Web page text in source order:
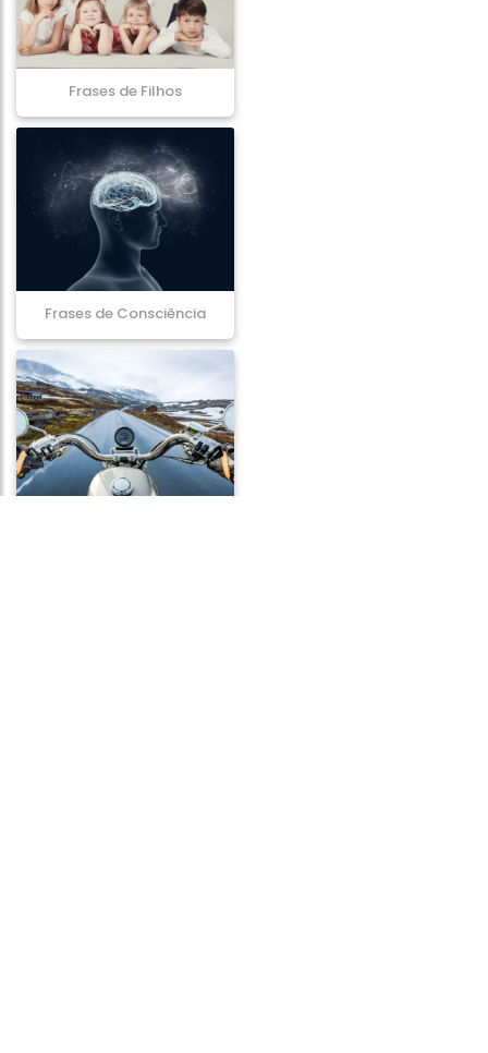
Frases de Filhos
Frases de Consciência